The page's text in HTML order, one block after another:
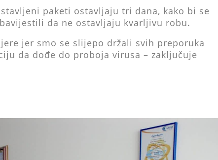
paketi ostavljaju tri dana, kako bi se
da ne ostavljaju kvarljivu robu.
jer smo se slijepo držali svih preporuka
da dođe do proboja virusa – zaključuje